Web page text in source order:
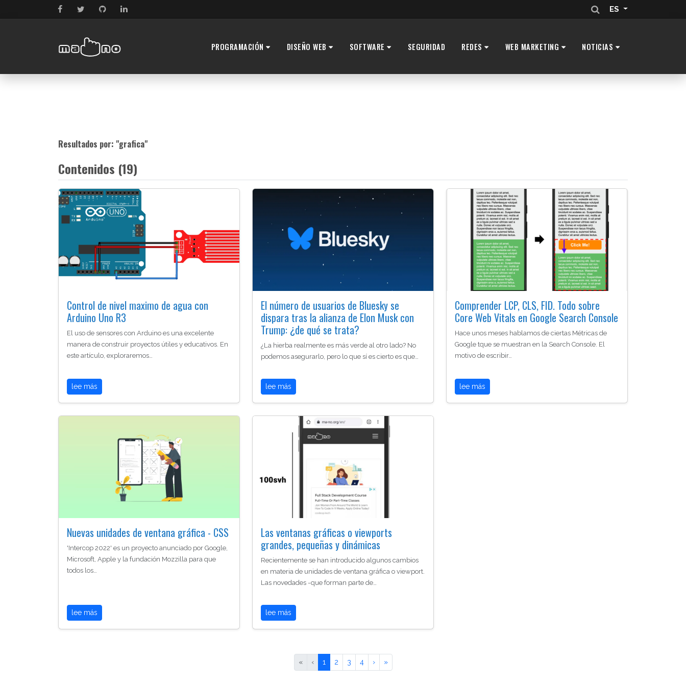
ES
PROGRAMACIÓN DISEÑO WEB SOFTWARE SEGURIDAD REDES WEB MARKETING NOTICIAS
Resultados por: "grafica"
Contenidos (19)
Control de nivel maximo de agua con
Arduino Uno R3
El uso de sensores con Arduino es una excelente
manera de construir proyectos útiles y educativos. En
este artículo, exploraremos…
lee más
El número de usuarios de Bluesky se
dispara tras la alianza de Elon Musk con
Trump: ¿de qué se trata?
¿La hierba realmente es más verde al otro lado? No
podemos asegurarlo, pero lo que sí es cierto es que…
lee más
Comprender LCP, CLS, FID. Todo sobre
Core Web Vitals en Google Search Console
Hace unos meses hablamos de ciertas Métricas de
Google tque se muestran en la Search Console. El
motivo de escribir…
lee más
Nuevas unidades de ventana gráfica - CSS
'Intercop 2022' es un proyecto anunciado por Google,
Microsoft, Apple y la fundación Mozzilla para que
todos los…
lee más
Las ventanas gráficas o viewports
grandes, pequeñas y dinámicas
Recientemente se han introducido algunos cambios
en materia de unidades de ventana gráfica o viewport.
Las novedades -que forman parte de…
lee más
« ‹ 1 2 3 4 › »